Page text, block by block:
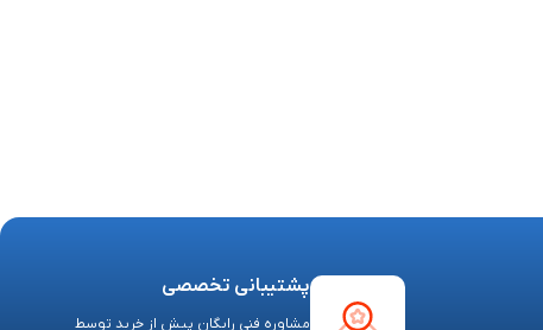
پشتیبانی تخصصی
مشاوره فنی رایگان پیش از خرید توسط